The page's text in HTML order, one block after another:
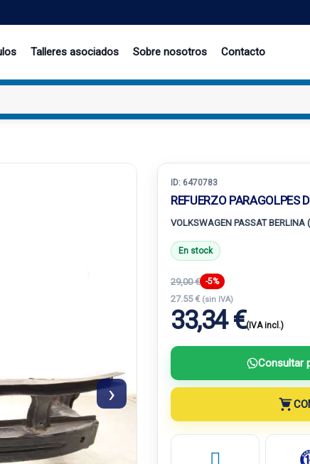
Talleres asociados Sobre nosotros Contacto
›
ID: 6470783
REFUERZO
VOLKSWAGEN PASSAT BERLINA
En stock
29,00 € -5%
27.55 € (sin IVA)
33,34 €(IVA incl.)
Consultar